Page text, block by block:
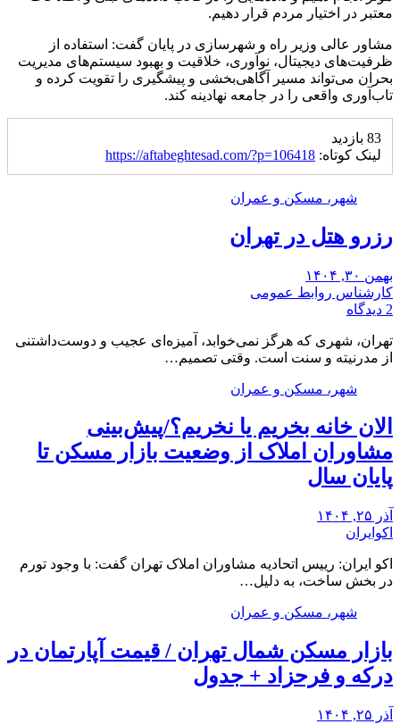
معتبر در اختیار مردم قرار دهیم.
مشاور عالی وزیر راه و شهرسازی در پایان گفت: استفاده از
ظرفیت‌های دیجیتال، نوآوری، خلاقیت و بهبود سیستم‌های مدیریت
بحران می‌تواند مسیر آگاهی‌بخشی و پیشگیری را تقویت کرده و
تاب‌آوری واقعی را در جامعه نهادینه کند.
83 بازدید
لینک کوتاه: https://aftabeghtesad.com/?p=106418
شهر، مسکن و عمران
رزرو هتل در تهران
بهمن ۳۰, ۱۴۰۴
کارشناس روابط عمومی
2 دیدگاه
تهران، شهری که هرگز نمی‌خوابد، آمیزه‌ای عجیب و دوست‌داشتنی
از مدرنیته و سنت است. وقتی تصمیم…
شهر، مسکن و عمران
الان خانه بخریم یا نخریم؟/پیش‌بینی
مشاوران املاک از وضعیت بازار مسکن تا
پایان سال
آذر ۲۵, ۱۴۰۴
اکوایران
اکو ایران: رییس اتحادیه مشاوران املاک تهران گفت: با وجود تورم
در بخش ساخت، به دلیل…
شهر، مسکن و عمران
بازار مسکن شمال تهران / قیمت آپارتمان در
درکه و فرحزاد + جدول
آذر ۲۵, ۱۴۰۴